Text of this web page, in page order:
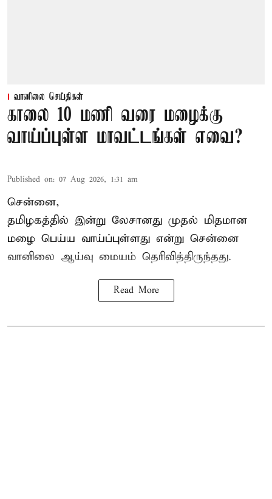
வானிலை செய்திகள்
காலை 10 மணி வரை மழைக்கு
வாய்ப்புள்ள மாவட்டங்கள் எவை?
Published on: 07 Aug 2026, 1:31 am
சென்னை,
தமிழகத்தில் இன்று லேசானது முதல் மிதமான
மழை பெய்ய வாய்ப்புள்ளது என்று சென்னை
வானிலை ஆய்வு மையம் தெரிவித்திருந்தது.
Read More